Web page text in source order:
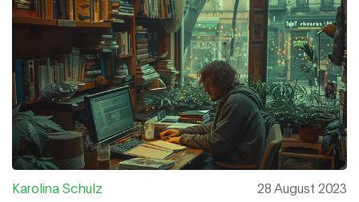
durch meine Reise der CBD-Erfahrung!
Karolina Schulz 28 August 2023